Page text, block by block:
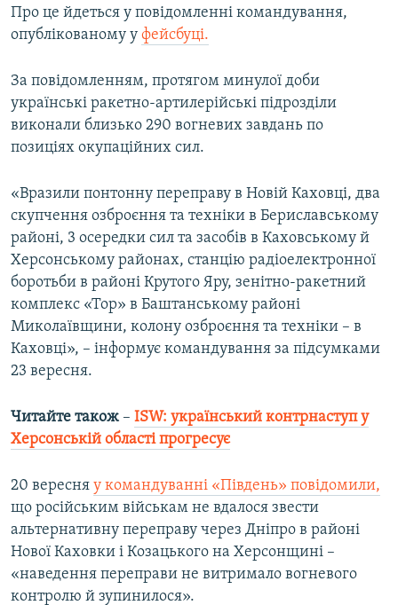
ДОЛУЧАЙСЯ!
Усі сайти RFE/RL
Про це йдеться у повідомленні командування,
опублікованому у фейсбуці.
За повідомленням, протягом минулої доби
українські ракетно-артилерійські підрозділи
виконали близько 290 вогневих завдань по
позиціях окупаційних сил.
«Вразили понтонну переправу в Новій Каховці, два
скупчення озброєння та техніки в Бериславському
районі, 3 осередки сил та засобів в Каховському й
Херсонському районах, станцію радіоелектронної
боротьби в районі Крутого Яру, зенітно-ракетний
комплекс «Тор» в Баштанському районі
Миколаївщини, колону озброєння та техніки – в
Каховці», – інформує командування за підсумками
23 вересня.
Читайте також – ISW: український контрнаступ у
Херсонській області прогресує
20 вересня у командуванні «Південь» повідомили,
що російським військам не вдалося звести
альтернативну переправу через Дніпро в районі
Нової Каховки і Козацького на Херсонщині –
«наведення переправи не витримало вогневого
контролю й зупинилося».